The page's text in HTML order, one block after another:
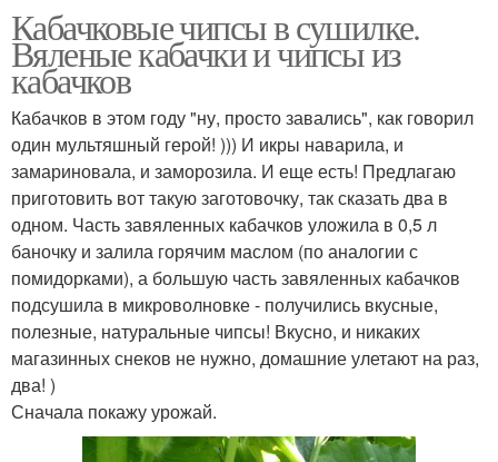
Кабачковые чипсы в сушилке.
Вяленые кабачки и чипсы из
кабачков
Кабачков в этом году "ну, просто завались", как говорил
один мультяшный герой! ))) И икры наварила, и
замариновала, и заморозила. И еще есть! Предлагаю
приготовить вот такую заготовочку, так сказать два в
одном. Часть завяленных кабачков уложила в 0,5 л
баночку и залила горячим маслом (по аналогии с
помидорками), а большую часть завяленных кабачков
подсушила в микроволновке - получились вкусные,
полезные, натуральные чипсы! Вкусно, и никаких
магазинных снеков не нужно, домашние улетают на раз,
два! )
Сначала покажу урожай.